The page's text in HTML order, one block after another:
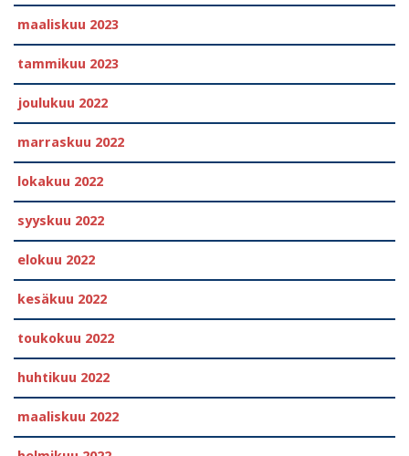
maaliskuu 2023
tammikuu 2023
joulukuu 2022
marraskuu 2022
lokakuu 2022
syyskuu 2022
elokuu 2022
kesäkuu 2022
toukokuu 2022
huhtikuu 2022
maaliskuu 2022